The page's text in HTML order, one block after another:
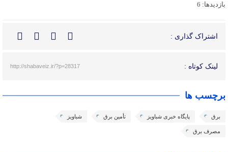
بازدیدها: 6
اشتراک گذاری :
لینک کوتاه : http://shabaveiz.ir/?p=28317
برچسب ها
برق پایگاه خبری شباویز تأمین برق شباویز
مصرف برق